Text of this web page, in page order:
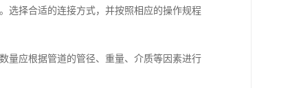
选择合适的连接方式，并按照相应的操作规程
量应根据管道的管径、重量、介质等因素进行